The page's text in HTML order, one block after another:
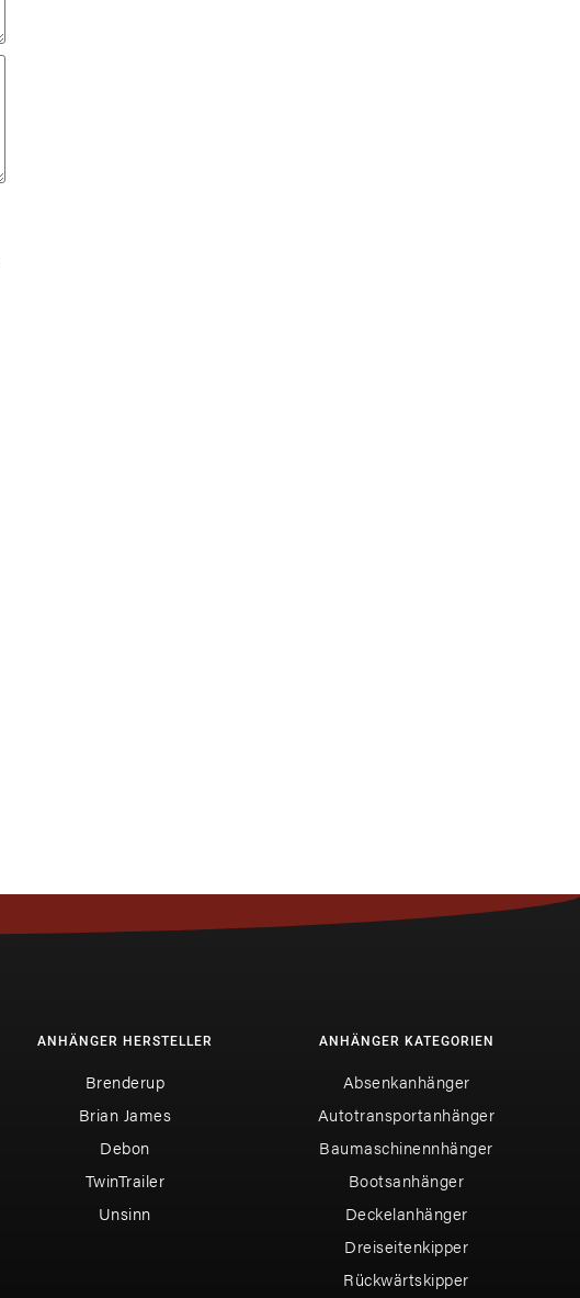
ANHÄNGER HERSTELLER
Brenderup
Brian James
Debon
TwinTrailer
Unsinn
ANHÄNGER KATEGORIEN
Absenkanhänger
Autotransportanhänger
Baumaschinennhänger
Bootsanhänger
Deckelanhänger
Dreiseitenkipper
Rückwärtskipper